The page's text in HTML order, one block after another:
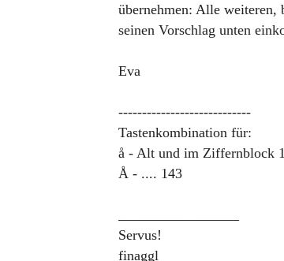
übernehmen: Alle weiteren,
seinen Vorschlag unten
Eva
----------------------------
Tastenkombination für:
å - Alt und im Ziffernblock
Å - .... 143
Servus!
finaggl